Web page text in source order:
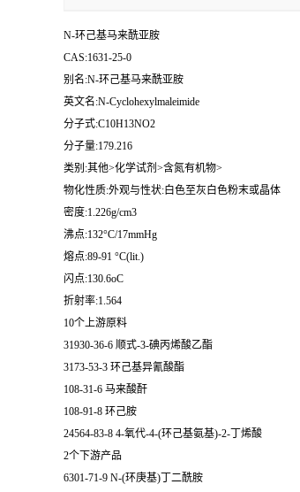
N-环己基马来酰亚胺
CAS:1631-25-0
别名:N-环己基马来酰亚胺
英文名:N-Cyclohexylmaleimide
分子式:C10H13NO2
分子量:179.216
类别:其他>化学试剂>含氮有机物>
物化性质:外观与性状:白色至灰白色粉末或晶体
密度:1.226g/cm3
沸点:132°C/17mmHg
熔点:89-91 °C(lit.)
闪点:130.6oC
折射率:1.564
10个上游原料
31930-36-6 顺式-3-碘丙烯酸乙酯
3173-53-3 环己基异氰酸酯
108-31-6 马来酸酐
108-91-8 环己胺
24564-83-8 4-氧代-4-(环己基氨基)-2-丁烯酸
2个下游产品
6301-71-9 N-(环庚基)丁二酰胺